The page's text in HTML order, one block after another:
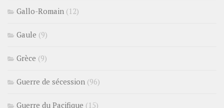
Gallo-Romain (12)
Gaule (9)
Grèce (9)
Guerre de sécession (96)
Guerre du Pacifique (15)